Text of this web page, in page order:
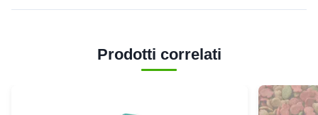
Prodotti correlati